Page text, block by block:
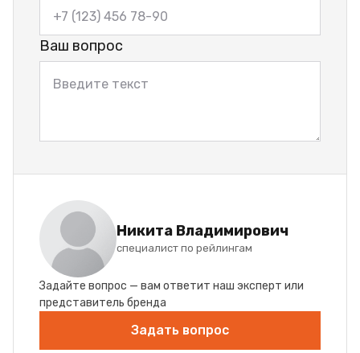
Ваш вопрос
Никита Владимирович
специалист по рейлингам
Задайте вопрос — вам ответит наш эксперт или
представитель бренда
Задать вопрос